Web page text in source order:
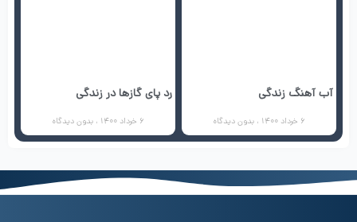
آب آهنگ زندگی
6 خرداد 1400 بدون دیدگاه
رد پای گازها در زندگی
6 خرداد 1400 بدون دیدگاه